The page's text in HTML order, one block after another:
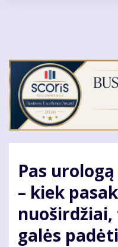
Pas
– kiek
galės padėti